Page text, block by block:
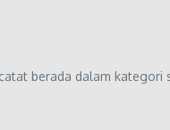
berada dalam kategori